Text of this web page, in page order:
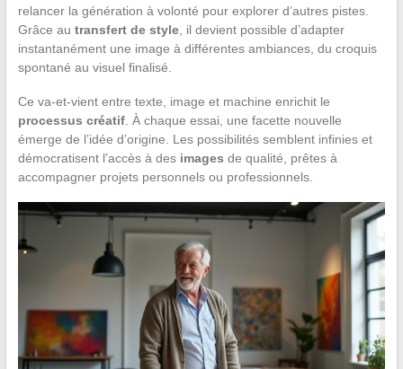
relancer la génération à volonté pour explorer d’autres pistes.
Grâce au transfert de style, il devient possible d’adapter
instantanément une image à différentes ambiances, du croquis
spontané au visuel finalisé.
Ce va-et-vient entre texte, image et machine enrichit le
processus créatif. À chaque essai, une facette nouvelle
émerge de l’idée d’origine. Les possibilités semblent infinies et
démocratisent l’accès à des images de qualité, prêtes à
accompagner projets personnels ou professionnels.